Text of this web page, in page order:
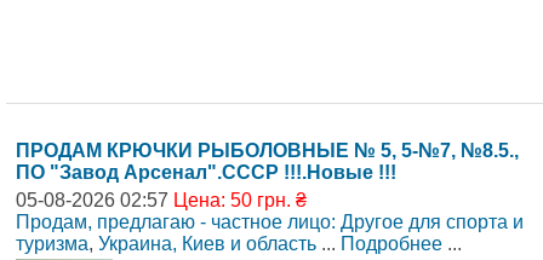
ПРОДАМ КРЮЧКИ РЫБОЛОВНЫЕ № 5, 5-№7, №8.5.,
ПО "Завод Арсенал".СССР !!!.Новые !!!
05-08-2026 02:57 Цена: 50 грн. ₴
Продам, предлагаю - частное лицо: Другое для спорта и
туризма, Украина, Киев и область ... Подробнее ...